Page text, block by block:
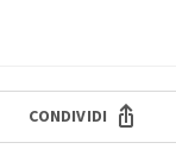
CONDIVIDI